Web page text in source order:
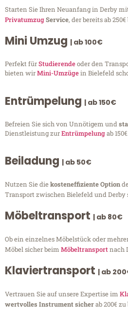
Starten Sie Ihren Neuanfang in Derby
PrivatumzugService, der bereits ab
Mini Umzug | ab 100€
Perfekt fürStudierendeoder den
bieten wirMini-Umzügein Bielefeld
Entrümpelung | ab 150€
Befreien Sie sich von Unnötigem und
Dienstleistung zurEntrümpelungab
Beiladung | ab 50€
Nutzen Sie diekosteneffiziente Option
Transport zwischen Bielefeld und Derby
Möbeltransport | ab 80€
Ob ein einzelnes Möbelstück oder
Möbel sicher beim Möbeltransportnach
Klaviertransport | ab
Vertrauen Sie auf unsere Expertise im
wertvolles Instrument sicherab 200€